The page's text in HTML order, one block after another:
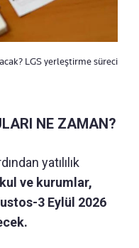
LGS yerleştirme süreci
NE ZAMAN?
yatılılık
ve kurumlar,
3 Eylül 2026